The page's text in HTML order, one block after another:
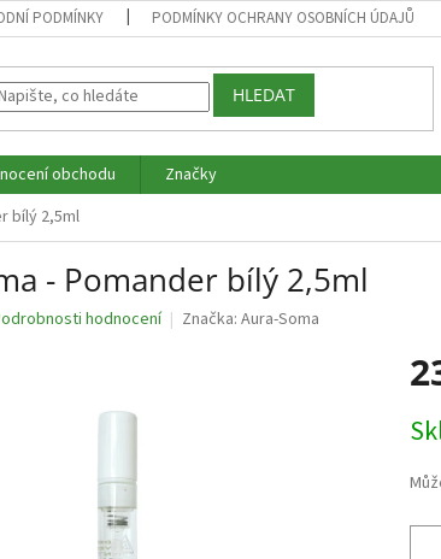
PODMÍNKY PODMÍNKY OCHRANY OSOBNÍCH ÚDAJŮ
HLEDAT
obchodu
Značky
bílý 2,5ml
- Pomander bílý 2,5ml
hodnocení Značka: Aura-Soma